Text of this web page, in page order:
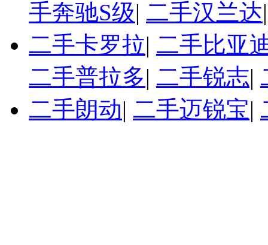
手奔驰S级| 二手汉兰达
二手卡罗拉| 二手比亚
二手普拉多| 二手锐志|
二手朗动| 二手迈锐宝|